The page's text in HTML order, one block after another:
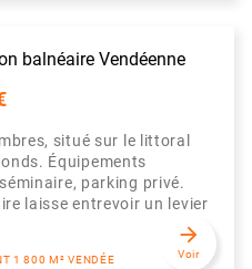
balnéaire Vendéenne
situé sur le littoral
Équipements
parking privé.
laisse entrevoir un levier
1 800 M² VENDÉE
arrow_forward
Voir